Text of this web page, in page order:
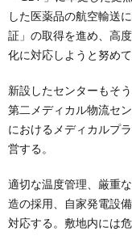
した医薬品の航空輸送
証」の取得を進め、高
化に対応しようと努めて
新設したセンターもそ
第二メディカル物流セ
におけるメディカルプ
営する。
適切な温度管理、厳重
造の採用、自家発電設
対応する。敷地内には